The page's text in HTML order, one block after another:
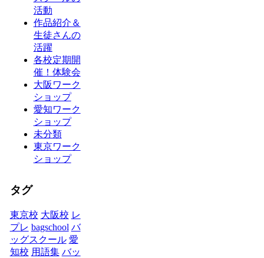
活動
作品紹介＆
生徒さんの
活躍
各校定期開
催！体験会
大阪ワーク
ショップ
愛知ワーク
ショップ
未分類
東京ワーク
ショップ
タグ
東京校 大阪校 レ
プレ bagschool バ
ッグスクール 愛
知校 用語集 バッ